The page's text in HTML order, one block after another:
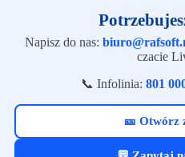
Napisz do nas:
czacie
📞 Infolinia: 801
🎫 Otwórz